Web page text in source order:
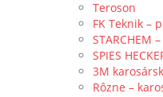
Teroson
FK Teknik –
STARCHEM
SPIES
3M
Rôzne –